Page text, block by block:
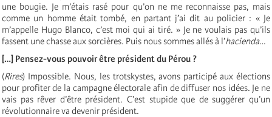
une bougie. Je m’étais rasé pour qu’on ne me reconnaisse pas, mais
comme un homme était tombé, en partant j’ai dit au policier : « Je
m’appelle Hugo Blanco, c’est moi qui ai tiré. » Je ne voulais pas qu’ils
fassent une chasse aux sorcières. Puis nous sommes allés à l’hacienda…
[…] Pensez-vous pouvoir être président du Pérou ?
(Rires) Impossible. Nous, les trotskystes, avons participé aux élections
pour profiter de la campagne électorale afin de diffuser nos idées. Je ne
vais pas rêver d’être président. C’est stupide que de suggérer qu’un
révolutionnaire va devenir président.